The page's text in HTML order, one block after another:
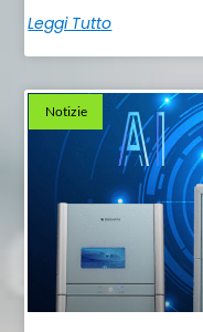
Leggi Tutto
Notizie